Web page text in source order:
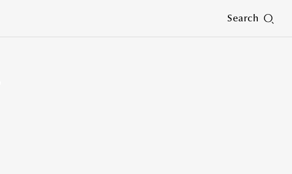
Search